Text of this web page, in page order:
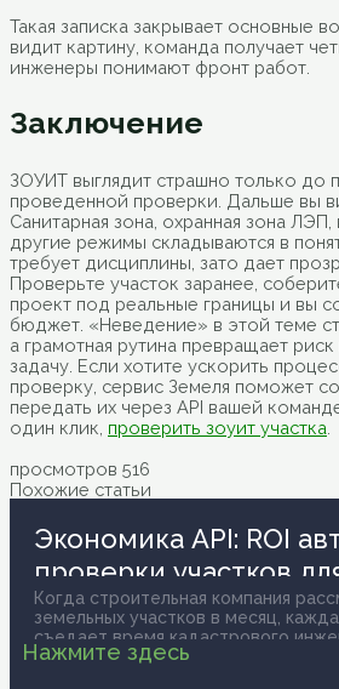
Такая записка закрывает основные
видит картину, команда получает
инженеры понимают фронт работ.
Заключение
ЗОУИТ выглядит страшно только до
проведенной проверки. Дальше вы
Санитарная зона, охранная зона
другие режимы складываются в
требует дисциплины, зато дает
Проверьте участок заранее,
проект под реальные границы и вы
бюджет. «Неведение» в этой теме
а грамотная рутина превращает
задачу. Если хотите ускорить
проверку, сервис Земеля поможет
передать их через API вашей
один клик, проверить зоуит участка
просмотров 516
Похожие статьи
Экономика API: ROI
проверки участков
Когда строительная компания
земельных участков в месяц,
съедает время кадастрового
аналитика. Умножьте это на
Нажмите здесь